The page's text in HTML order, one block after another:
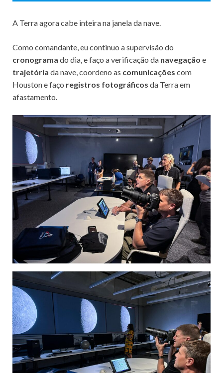
A Terra agora cabe inteira na janela da nave.
Como comandante, eu continuo a supervisão do
cronograma do dia, e faço a verificação da navegação e
trajetória da nave, coordeno as comunicações com
Houston e faço registros fotográficos da Terra em
afastamento.